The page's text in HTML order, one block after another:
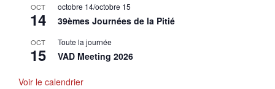
OCT
14
octobre 14/octobre 15
39èmes Journées de la Pitié
OCT
15
Toute la journée
VAD Meeting 2026
Voir le calendrier